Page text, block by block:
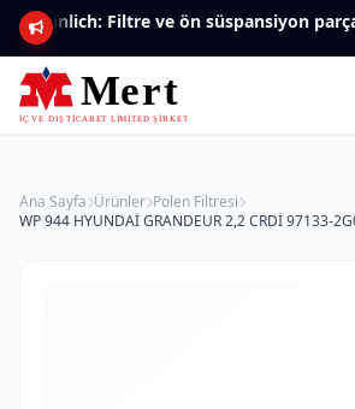
Ana Sayfa Ürünler Polen Filtresi